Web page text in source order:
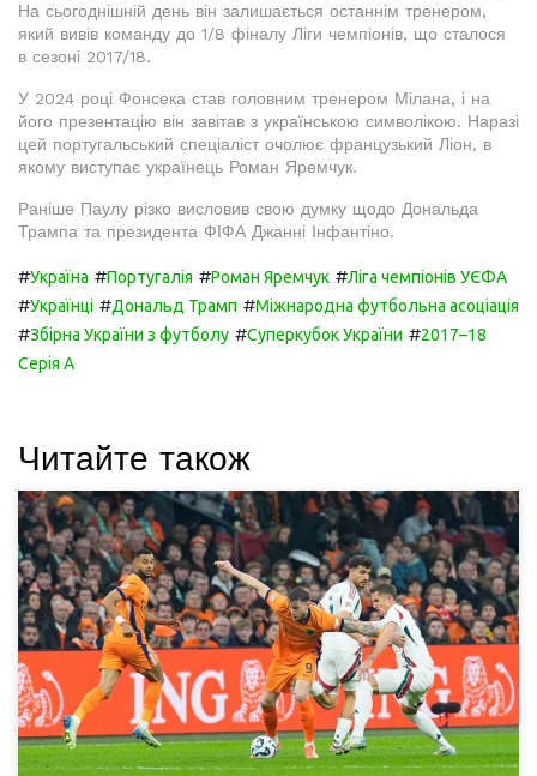
На сьогоднішній день він залишається останнім тренером,
який вивів команду до 1/8 фіналу Ліги чемпіонів, що сталося
в сезоні 2017/18.
У 2024 році Фонсека став головним тренером Мілана, і на
його презентацію він завітав з українською символікою. Наразі
цей португальський спеціаліст очолює французький Ліон, в
якому виступає українець Роман Яремчук.
Раніше Паулу різко висловив свою думку щодо Дональда
Трампа та президента ФІФА Джанні Інфантіно.
#Україна #Португалія #Роман Яремчук #Ліга чемпіонів УЄФА
#Українці #Дональд Трамп #Міжнародна футбольна асоціація
#Збірна України з футболу #Суперкубок України #2017–18
Серія А
Читайте також